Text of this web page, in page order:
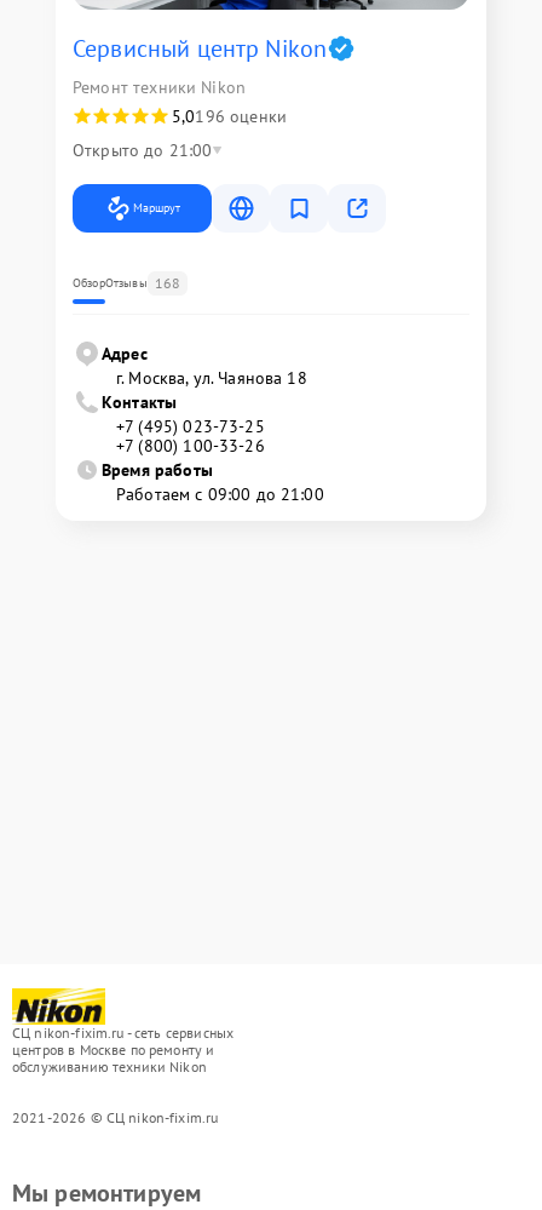
Сервисный центр Nikon
Ремонт техники Nikon
5,0196 оценки
Открыто до 21:00
Маршрут
ОбзорОтзывы 168
Адрес
г. Москва, ул. Чаянова 18
Контакты
+7 (495) 023-73-25
+7 (800) 100-33-26
Время работы
Работаем с 09:00 до 21:00
СЦ nikon-fixim.ru - сеть сервисных
центров в Москве по ремонту и
обслуживанию техники Nikon
2021-2026 © СЦ nikon-fixim.ru
Мы ремонтируем